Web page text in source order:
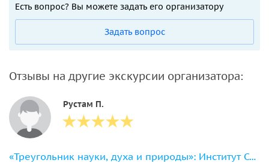
Есть вопрос? Вы можете задать его организатору
Задать вопрос
Отзывы на другие экскурсии организатора:
Рустам П.
«Треугольник науки, духа и природы»: Институт Солнца, Кумышкан, Сукок